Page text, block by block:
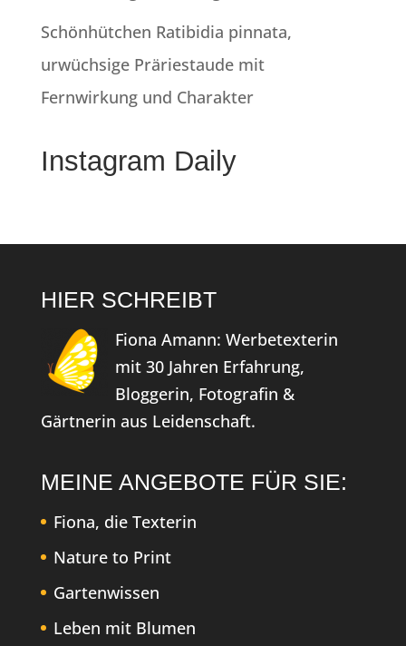
Schönhütchen Ratibidia pinnata,
urwüchsige Präriestaude mit
Fernwirkung und Charakter
Instagram Daily
HIER SCHREIBT
Fiona Amann: Werbetexterin
mit 30 Jahren Erfahrung,
Bloggerin, Fotografin &
Gärtnerin aus Leidenschaft.
MEINE ANGEBOTE FÜR SIE:
Fiona, die Texterin
Nature to Print
Gartenwissen
Leben mit Blumen